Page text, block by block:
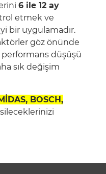
6 ile 12 ay
etmek ve
bir uygulamadır.
göz önünde
performans düşüşü
sık değişim
BOSCH,